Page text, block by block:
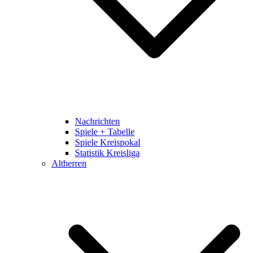
Nachrichten
Spiele + Tabelle
Spiele Kreispokal
Statistik Kreisliga
Altherren